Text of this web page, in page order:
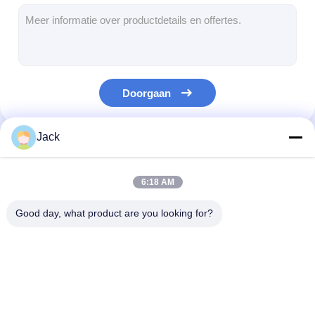
Barlcd Vertoning
Draagbare digitale bewegwijzering
Doorgaan
Onze Categorieën
Jack
6:18 AM
Good day, what product are you looking for?